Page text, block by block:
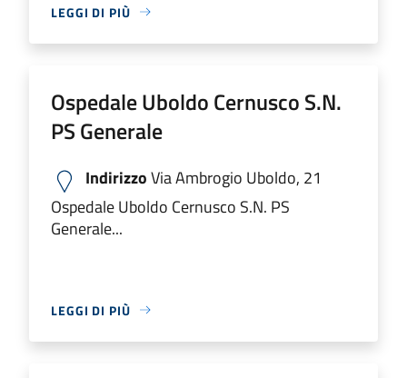
LEGGI DI PIÙ
Ospedale Uboldo Cernusco S.N.
PS Generale
IndirizzoVia Ambrogio Uboldo, 21
Ospedale Uboldo Cernusco S.N. PS
Generale...
LEGGI DI PIÙ